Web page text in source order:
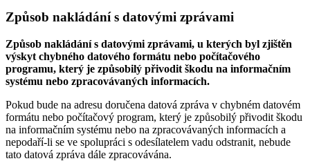
Způsob nakládání s datovými zprávami
Způsob nakládání s datovými zprávami, u kterých byl zjištěn
výskyt chybného datového formátu nebo počítačového
programu, který je způsobilý přivodit škodu na informačním
systému nebo zpracovávaných informacích.
Pokud bude na adresu doručena datová zpráva v chybném datovém
formátu nebo počítačový program, který je způsobilý přivodit škodu
na informačním systému nebo na zpracovávaných informacích a
nepodaří-li se ve spolupráci s odesílatelem vadu odstranit, nebude
tato datová zpráva dále zpracovávána.